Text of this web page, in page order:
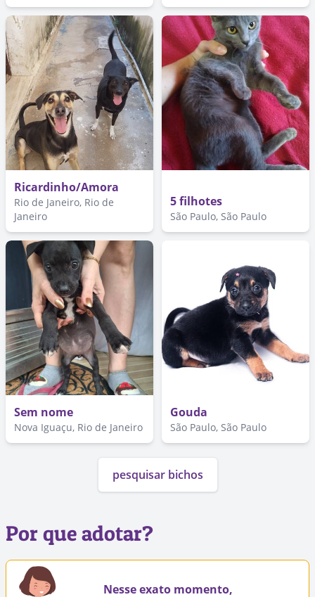
Ricardinho/Amora
Rio de Janeiro, Rio de
Janeiro
5 filhotes
São Paulo, São Paulo
Sem nome
Nova Iguaçu, Rio de Janeiro
Gouda
São Paulo, São Paulo
pesquisar bichos
Por que adotar?
Nesse exato momento,